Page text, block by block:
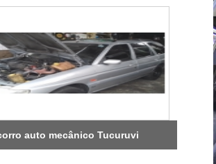
auto mecânico Tucuruvi